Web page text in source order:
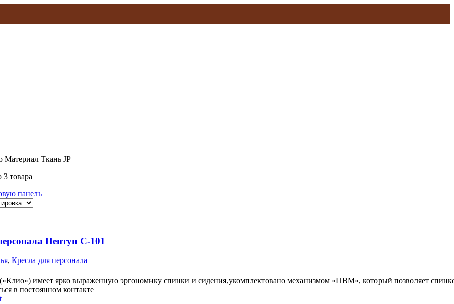
Материал Ткань JP
3 товара
панель
Нептун C-101
, Кресла для персонала
имеет ярко выраженную эргономику спинки и сидения,укомплектовано механизмом «ПВМ», который позволяет
в постоянном контакте